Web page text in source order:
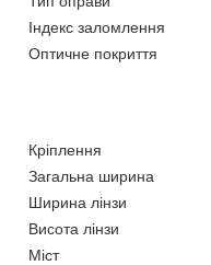
Індекс заломлення
Оптичне покриття
Кріплення
Загальна ширина
Ширина лінзи
Висота лінзи
Міст